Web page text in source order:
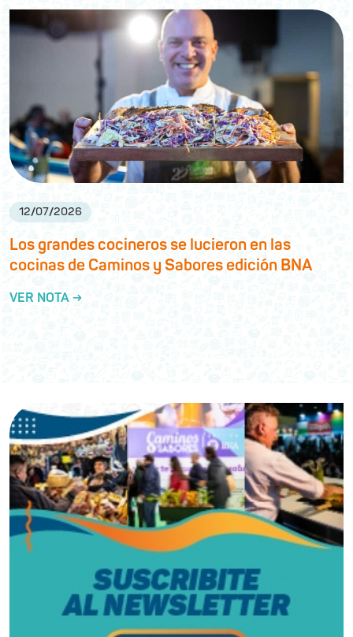
12/07/2026
Los grandes cocineros se lucieron en las
cocinas de Caminos y Sabores edición BNA
VER NOTA →